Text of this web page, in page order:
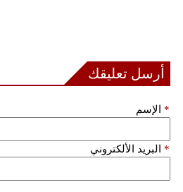
أرسل تعليقك
الإسم *
البريد الألكتروني *